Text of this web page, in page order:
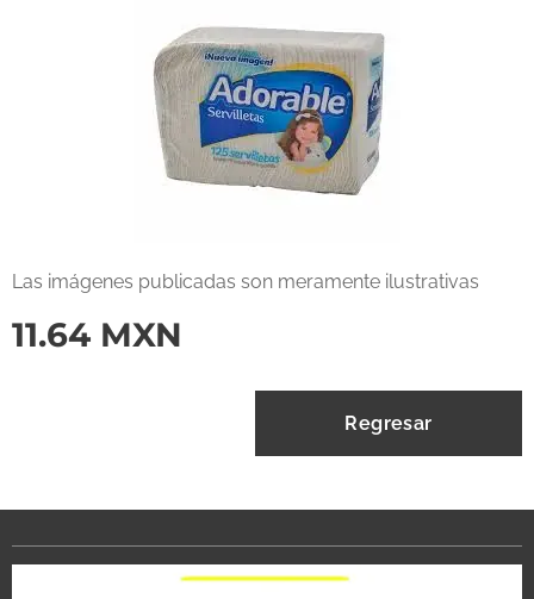
Las imágenes publicadas son meramente ilustrativas
11.64 MXN
Regresar